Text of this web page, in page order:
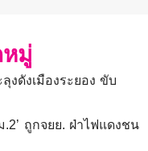
มู่
งดังเมืองระยอง ขับ
ถูกจยย. ฝ่าไฟแดงชน